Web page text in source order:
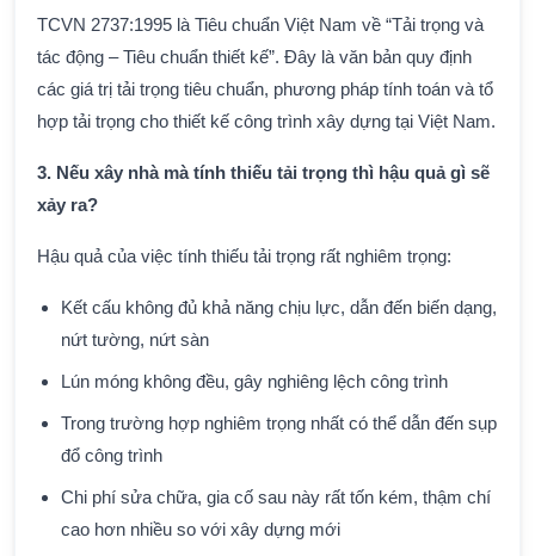
TCVN 2737:1995 là Tiêu chuẩn Việt Nam về “Tải trọng và
tác động – Tiêu chuẩn thiết kế”. Đây là văn bản quy định
các giá trị tải trọng tiêu chuẩn, phương pháp tính toán và tổ
hợp tải trọng cho thiết kế công trình xây dựng tại Việt Nam.
3. Nếu xây nhà mà tính thiếu tải trọng thì hậu quả gì sẽ
xảy ra?
Hậu quả của việc tính thiếu tải trọng rất nghiêm trọng:
Kết cấu không đủ khả năng chịu lực, dẫn đến biến dạng,
nứt tường, nứt sàn
Lún móng không đều, gây nghiêng lệch công trình
Trong trường hợp nghiêm trọng nhất có thể dẫn đến sụp
đổ công trình
Chi phí sửa chữa, gia cố sau này rất tốn kém, thậm chí
cao hơn nhiều so với xây dựng mới